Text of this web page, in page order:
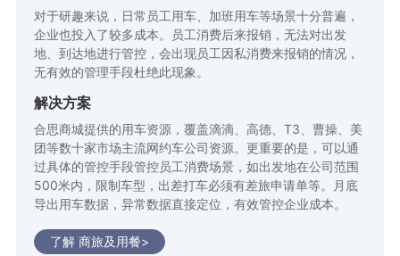
对于研趣来说，日常员工用车、加班用车等场景十分普遍，
企业也投入了较多成本。员工消费后来报销，无法对出发
地、到达地进行管控，会出现员工因私消费来报销的情况，
无有效的管理手段杜绝此现象。
解决方案
合思商城提供的用车资源，覆盖滴滴、高德、T3、曹操、美
团等数十家市场主流网约车公司资源。更重要的是，可以通
过具体的管控手段管控员工消费场景，如出发地在公司范围
500米内，限制车型，出差打车必须有差旅申请单等。月底
导出用车数据，异常数据直接定位，有效管控企业成本。
了解 商旅及用餐>